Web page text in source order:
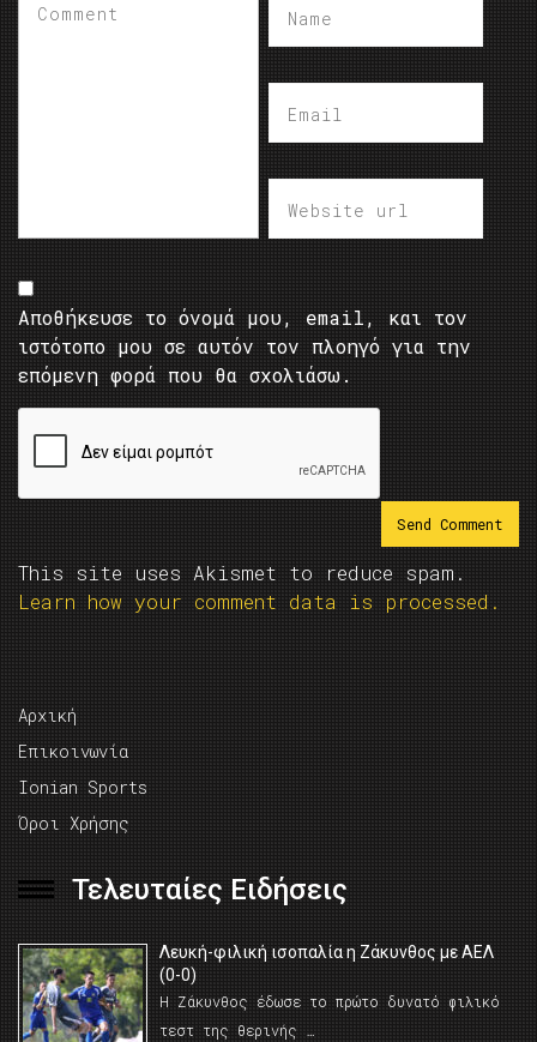
Αποθήκευσε το όνομά μου, email, και τον
ιστότοπο μου σε αυτόν τον πλοηγό για την
επόμενη φορά που θα σχολιάσω.
This site uses Akismet to reduce spam.
Learn how your comment data is processed.
Αρχική
Επικοινωνία
Ionian Sports
Όροι Χρήσης
Τελευταίες Ειδήσεις
Λευκή-φιλική ισοπαλία η Ζάκυνθος με ΑΕΛ
(0-0)
Η Ζάκυνθος έδωσε το πρώτο δυνατό φιλικό
τεστ της θερινής …